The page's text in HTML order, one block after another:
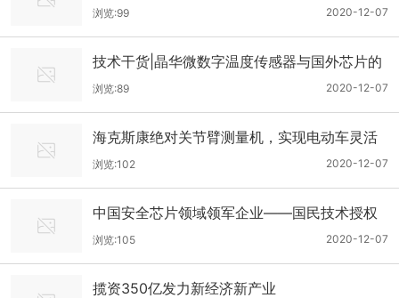
工艺？
2020-12-07
浏览:99
技术干货|晶华微数字温度传感器与国外芯片的
性能较量
2020-12-07
浏览:89
海克斯康绝对关节臂测量机，实现电动车灵活
高效设计与质量控制
2020-12-07
浏览:102
中国安全芯片领域领军企业——国民技术授权
世强硬创电商全线代理其安全芯片/通用MCU/
射频产品
2020-12-07
浏览:105
揽资350亿发力新经济新产业